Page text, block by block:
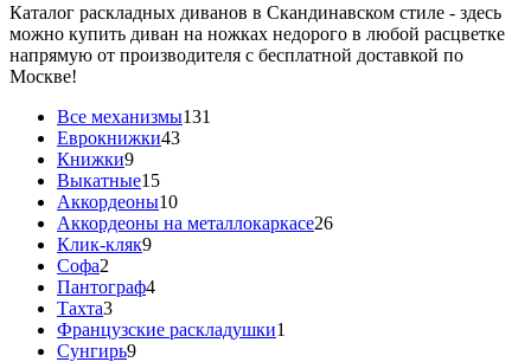
Каталог раскладных диванов в Скандинавском стиле - здесь
можно купить диван на ножках недорого в любой расцветке
напрямую от производителя с бесплатной доставкой по
Москве!
Все механизмы131
Еврокнижки43
Книжки9
Выкатные15
Аккордеоны10
Аккордеоны на металлокаркасе26
Клик-кляк9
Софа2
Пантограф4
Тахта3
Французские раскладушки1
Сунгирь9